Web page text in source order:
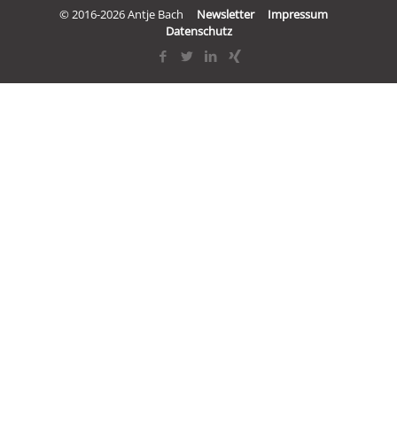
© 2016-2026 Antje Bach Newsletter
Impressum
Datenschutz